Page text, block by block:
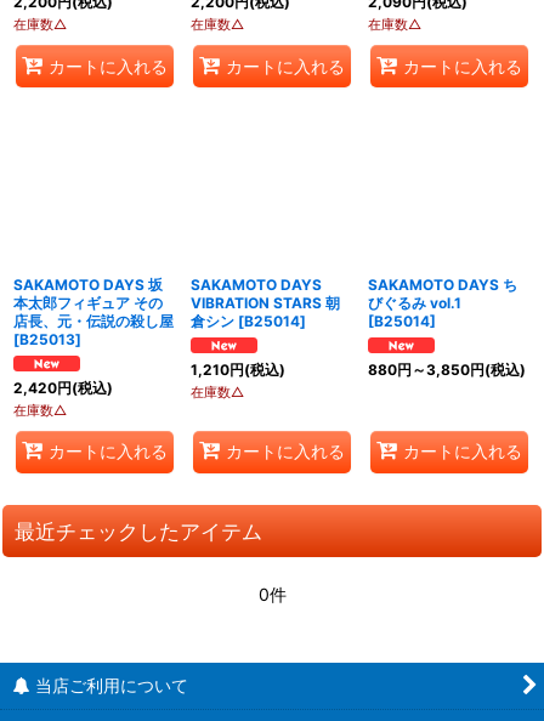
在庫数△
カートに入れる
在庫数△
カートに入れる
在庫数△
カートに入れる
SAKAMOTO DAYS 坂
本太郎フィギュア その
店長、元・伝説の殺し屋
[B25013]
2,420円(税込)
在庫数△
カートに入れる
SAKAMOTO DAYS
VIBRATION STARS 朝
倉シン [B25014]
1,210円(税込)
在庫数△
カートに入れる
SAKAMOTO DAYS ち
びぐるみ vol.1
[B25014]
880円 ～3,850円(税込)
カートに入れる
最近チェックしたアイテム
0件
当店ご利用について